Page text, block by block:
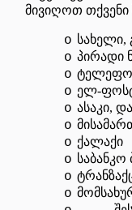
მივიღოთ თქვენი
o სახელი,
o პირადი
o
o ელ-
o ასაკი,
o
o ქალაქი
o საბანკო
o
o